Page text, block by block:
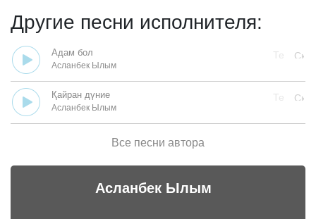
Другие песни исполнителя:
Адам бол
Асланбек Ылым
Қайран дүние
Асланбек Ылым
Все песни автора
Асланбек Ылым